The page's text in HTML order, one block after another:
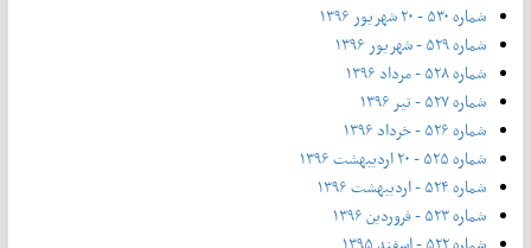
شماره ۵۳۰ - ۲۰ شهریور ۱۳۹۶
شماره ۵۲۹ - شهریور ۱۳۹۶
شماره ۵۲۸ - مرداد ۱۳۹۶
شماره ۵۲۷ - تیر ۱۳۹۶
شماره ۵۲۶ - خرداد ۱۳۹۶
شماره ۵۲۵ - ۲۰ اردیبهشت ۱۳۹۶
شماره ۵۲۴ - اردیبهشت ۱۳۹۶
شماره ۵۲۳ - فروردین ۱۳۹۶